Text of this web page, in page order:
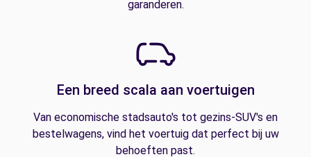
garanderen.
Een breed scala aan voertuigen
Van economische stadsauto's tot gezins-SUV's en
bestelwagens, vind het voertuig dat perfect bij uw
behoeften past.